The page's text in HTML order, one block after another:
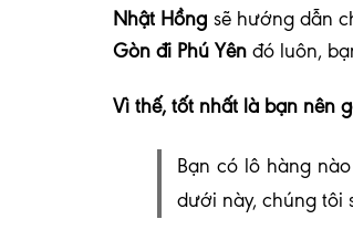
Nhật Hồng sẽ hướng dẫn
Gòn đi Phú Yên đó luôn,
Vì thế, tốt nhất là bạn nên
Bạn có lô hàng
dưới này, chúng tôi